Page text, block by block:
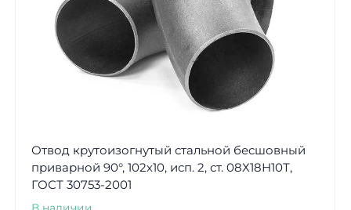
Отвод крутоизогнутый стальной бесшовный
приварной 90°, 102х10, исп. 2, ст. 08Х18Н10Т,
ГОСТ 30753-2001